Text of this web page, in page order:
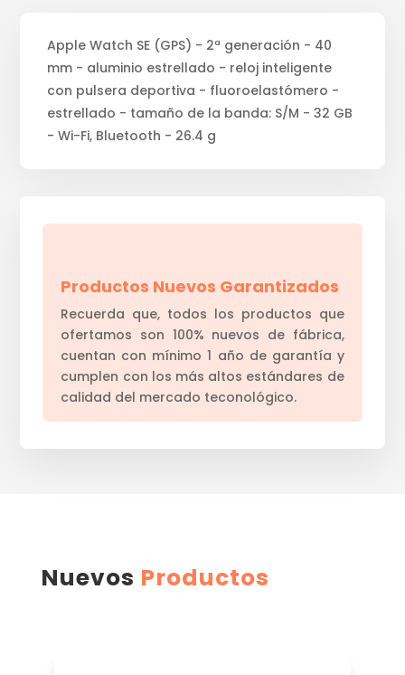
Apple Watch SE (GPS) - 2ª generación - 40
mm - aluminio estrellado - reloj inteligente
con pulsera deportiva - fluoroelastómero -
estrellado - tamaño de la banda: S/M - 32 GB
- Wi-Fi, Bluetooth - 26.4 g
Productos Nuevos Garantizados
Recuerda que, todos los productos que
ofertamos son 100% nuevos de fábrica,
cuentan con mínimo 1 año de garantía y
cumplen con los más altos estándares de
calidad del mercado teconológico.
Nuevos Productos